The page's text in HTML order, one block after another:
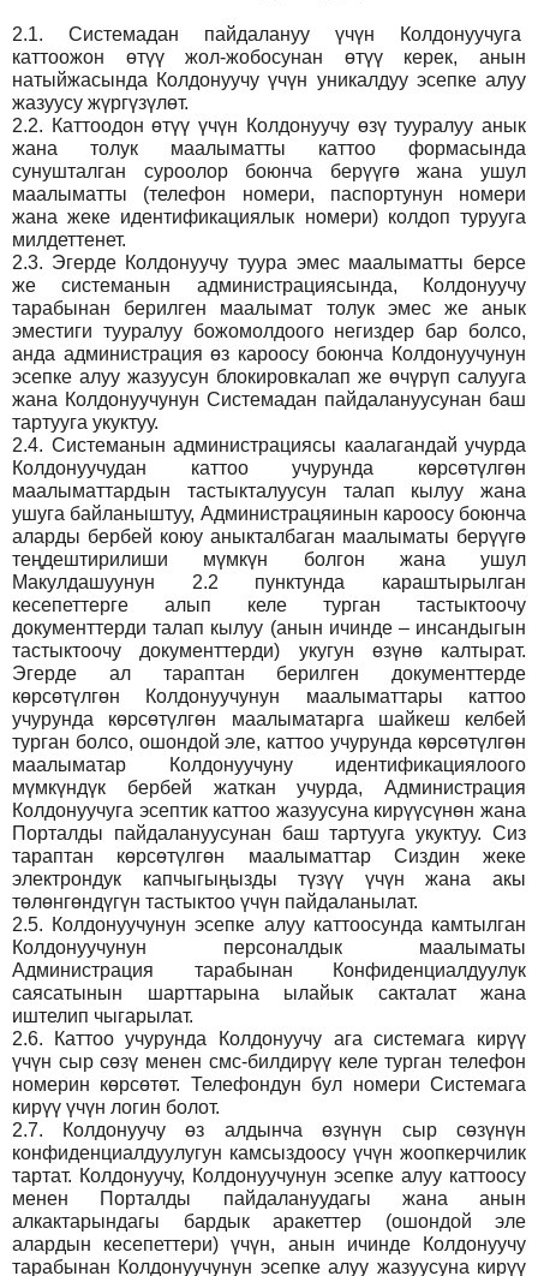
2.1.
Системадан пайдалануу үчүн Колдонуучуга
каттоожон өтүү жол-жобосунан өтүү керек, анын
натыйжасында Колдонуучу үчүн уникалдуу эсепке алуу
жазуусу жүргүзүлөт.
2.2. Каттоодон өтүү үчүн Колдонуучу өзү тууралуу анык
жана толук маалыматты каттоо формасында
сунушталган суроолор боюнча берүүгө жана ушул
маалыматты (телефон номери, паспортунун номери
жана жеке идентификациялык номери) колдоп турууга
милдеттенет.
2.3. Эгерде Колдонуучу туура эмес маалыматты берсе
же системанын администрациясында, Колдонуучу
тарабынан берилген маалымат толук эмес же анык
эместиги тууралуу божомолдоого негиздер бар болсо,
анда администрация өз кароосу боюнча Колдонуучунун
эсепке алуу жазуусун блокировкалап же өчүрүп салууга
жана Колдонуучунун Системадан пайдалануусунан баш
тартууга укуктуу.
2.4. Системанын администрациясы каалагандай учурда
Колдонуучудан каттоо учурунда көрсөтүлгөн
маалыматтардын тастыкталуусун талап кылуу жана
ушуга байланыштуу, Администрацяинын кароосу боюнча
аларды бербей коюу аныкталбаган маалыматы берүүгө
теңдештирилиши мүмкүн болгон жана ушул
Макулдашуунун 2.2 пунктунда караштырылган
кесепеттерге алып келе турган тастыктоочу
документтерди талап кылуу (анын ичинде – инсандыгын
тастыктоочу документтерди) укугун өзүнө калтырат.
Эгерде ал тараптан берилген документтерде
көрсөтүлгөн Колдонуучунун маалыматтары каттоо
учурунда көрсөтүлгөн маалыматарга шайкеш келбей
турган болсо, ошондой эле, каттоо учурунда көрсөтүлгөн
маалыматар Колдонуучуну идентификациялоого
мүмкүндүк бербей жаткан учурда, Администрация
Колдонуучуга эсептик каттоо жазуусуна кирүүсүнөн жана
Порталды пайдалануусунан баш тартууга укуктуу. Сиз
тараптан көрсөтүлгөн маалыматтар Сиздин жеке
электрондук капчыгыңызды түзүү үчүн жана акы
төлөнгөндүгүн тастыктоо үчүн пайдаланылат.
2.5. Колдонуучунун эсепке алуу каттоосунда камтылган
Колдонуучунун персоналдык маалыматы
Администрация тарабынан Конфиденциалдуулук
саясатынын шарттарына ылайык сакталат жана
иштелип чыгарылат.
2.6.
Каттоо учурунда Колдонуучу ага системага кирүү
үчүн сыр сөзү менен смс-билдирүү келе турган телефон
номерин көрсөтөт. Телефондун бул номери Системага
кирүү үчүн логин болот.
2.7.
Колдонуучу өз алдынча өзүнүн сыр сөзүнүн
конфиденциалдуулугун камсыздоосу үчүн жоопкерчилик
тартат. Колдонуучу, Колдонуучунун эсепке алуу каттоосу
менен Порталды пайдалануудагы жана анын
алкактарындагы бардык аракеттер (ошондой эле
алардын кесепеттери) үчүн, анын ичинде Колдонуучу
тарабынан Колдонуучунун эсепке алуу жазуусуна кирүү